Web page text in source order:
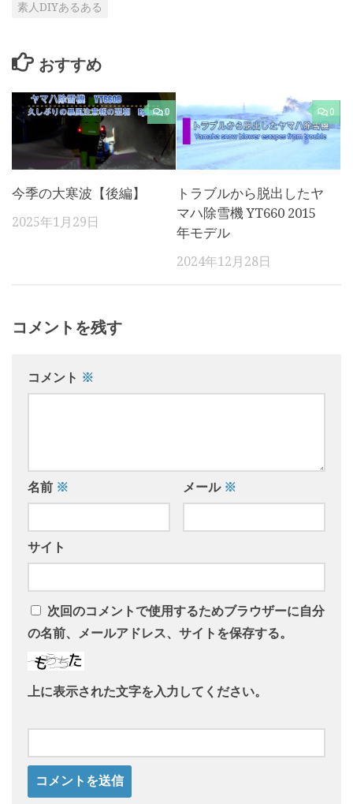
素人DIYあるある
おすすめ
0
今季の大寒波【後編】
2025年1月29日
0
トラブルから脱出したヤ
マハ除雪機 YT660 2015
年モデル
2024年12月28日
コメントを残す
コメント ※
名前 ※ メール ※
サイト
次回のコメントで使用するためブラウザーに自分
の名前、メールアドレス、サイトを保存する。
上に表示された文字を入力してください。